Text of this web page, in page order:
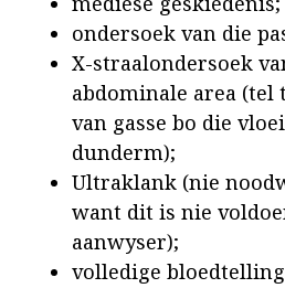
ondersoek van die
X-straalondersoek
abdominale area
van gasse bo die
dunderm);
Ultraklank (nie
want dit is nie
aanwyser);
volledige